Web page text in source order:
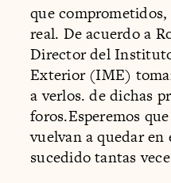
que
real. De acuerdo a
Director del
Exterior (IME)
a verlos. de dichas
foros.Esperemos
vuelvan a quedar
sucedido tantas